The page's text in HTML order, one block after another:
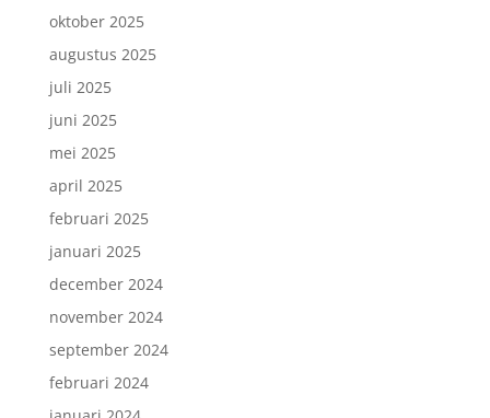
oktober 2025
augustus 2025
juli 2025
juni 2025
mei 2025
april 2025
februari 2025
januari 2025
december 2024
november 2024
september 2024
februari 2024